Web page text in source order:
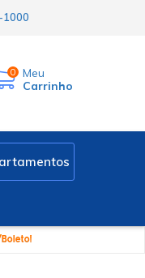
1000
0
Meu
Carrinho